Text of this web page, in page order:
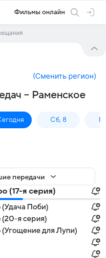
Фильмы онлайн
(Сменить регион)
– Раменское
Сб, 8
передачи
(17-я серия)
Поби)
я серия)
для Лупи)